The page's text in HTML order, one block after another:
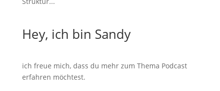
Hey, ich bin Sandy
ich freue mich, dass du mehr zum Thema Podcast
erfahren möchtest.